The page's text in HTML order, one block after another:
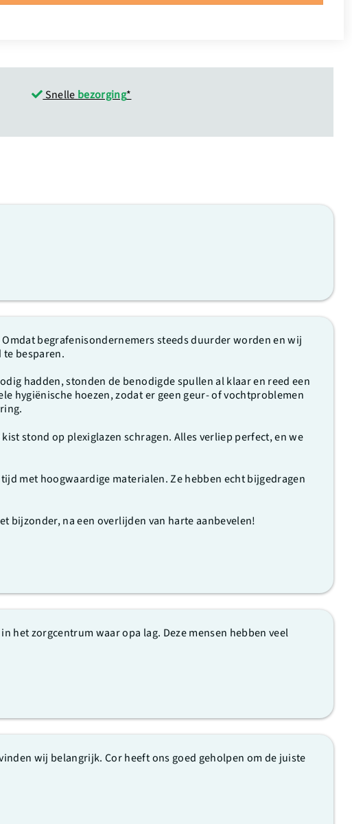
Snelle bezorging*
begrafenisondernemers steeds duurder worden en wij
te besparen.
hadden, stonden de benodigde spullen al klaar en reed een
hygiënische hoezen, zodat er geen geur- of vochtproblemen
stond op plexiglazen schragen. Alles verliep perfect, en we
met hoogwaardige materialen. Ze hebben echt bijgedragen
bijzonder, na een overlijden van harte aanbevelen!
het zorgcentrum waar opa lag. Deze mensen hebben veel
wij belangrijk. Cor heeft ons goed geholpen om de juiste